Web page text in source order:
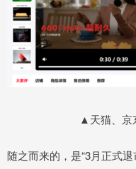
▲天猫、京
随之而来的，是“3月正式